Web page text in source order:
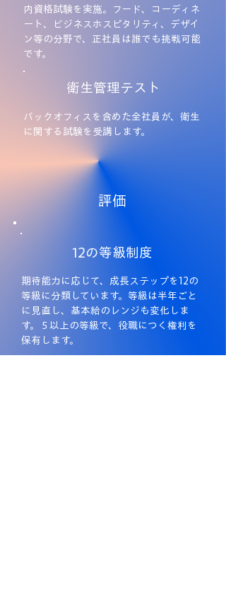
内資格試験を実施。フード、コーディネ
ート、ビジネスホスピタリティ、デザイ
ン等の分野で、正社員は誰でも挑戦可能
です。
衛生管理テスト
バックオフィスを含めた全社員が、衛生
に関する試験を受講します。
評価
12の等級制度
期待能力に応じて、成長ステップを12の
等級に分類しています。等級は半年ごと
に見直し、基本給のレンジも変化しま
す。５以上の等級で、役職につく権利を
保有します。